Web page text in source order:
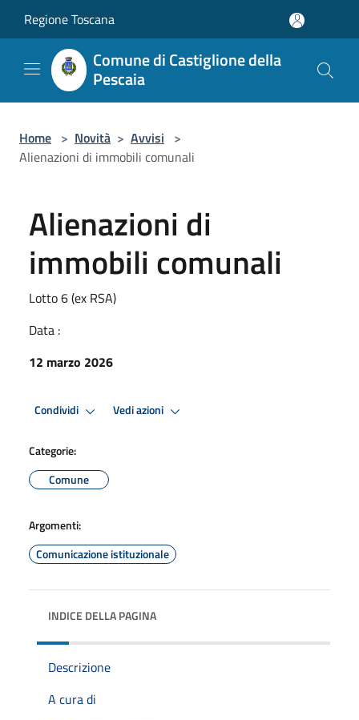
Regione Toscana
Comune di Castiglione della
Pescaia
Home > Novità > Avvisi >
Alienazioni di immobili comunali
Alienazioni di
immobili comunali
Lotto 6 (ex RSA)
Data :
12 marzo 2026
Condividi Vedi azioni
Categorie:
Comune
Argomenti:
Comunicazione istituzionale
INDICE DELLA PAGINA
Descrizione
A cura di